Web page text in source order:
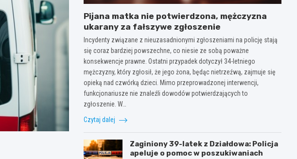
Pijana matka nie potwierdzona, mężczyzna
ukarany za fałszywe zgłoszenie
Incydenty związane z nieuzasadnionymi zgłoszeniami na policję stają
się coraz bardziej powszechne, co niesie ze sobą poważne
konsekwencje prawne. Ostatni przypadek dotyczył 34-letniego
mężczyzny, który zgłosił, że jego żona, będąc nietrzeźwą, zajmuje się
opieką nad czwórką dzieci. Mimo przeprowadzonej interwencji,
funkcjonariusze nie znaleźli dowodów potwierdzających to
zgłoszenie. W…
Czytaj dalej
Zaginiony 39-latek z Działdowa: Policja
apeluje o pomoc w poszukiwaniach